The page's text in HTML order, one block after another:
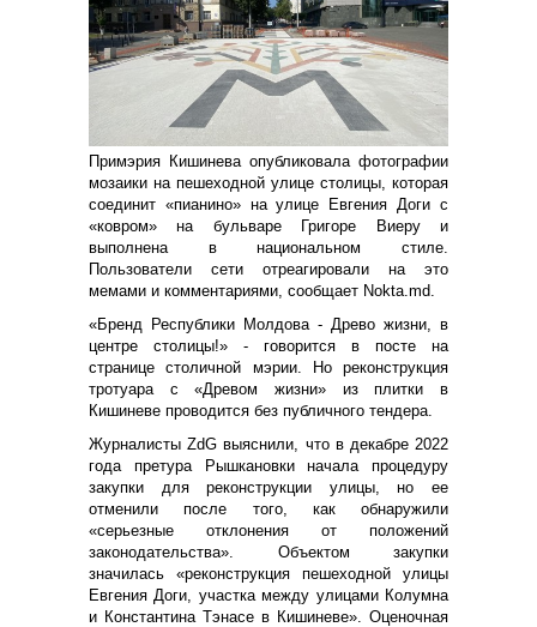
Примэрия Кишинева опубликовала фотографии
мозаики на пешеходной улице столицы, которая
соединит «пианино» на улице Евгения Доги с
«ковром» на бульваре Григоре Виеру и
выполнена в национальном стиле.
Пользователи сети отреагировали на это
мемами и комментариями, сообщает Nokta.md.
«Бренд Республики Молдова - Древо жизни, в
центре столицы!» - говорится в посте на
странице столичной мэрии. Но реконструкция
тротуара с «Древом жизни» из плитки в
Кишиневе проводится без публичного тендера.
ЖурналистыZdG выяснили, что в декабре 2022
года претура Рышкановки начала процедуру
закупки для реконструкции улицы, но ее
отменили после того, как обнаружили
«серьезные отклонения от положений
законодательства». Объектом закупки
значилась «реконструкция пешеходной улицы
Евгения Доги, участка между улицами Колумна
и Константина Тэнасе в Кишиневе». Оценочная